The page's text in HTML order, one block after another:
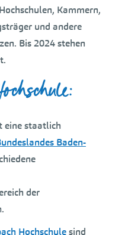
Kammern,
und andere
Bis 2024 stehen
eine staatlich
Baden-
der
Hochschulesind